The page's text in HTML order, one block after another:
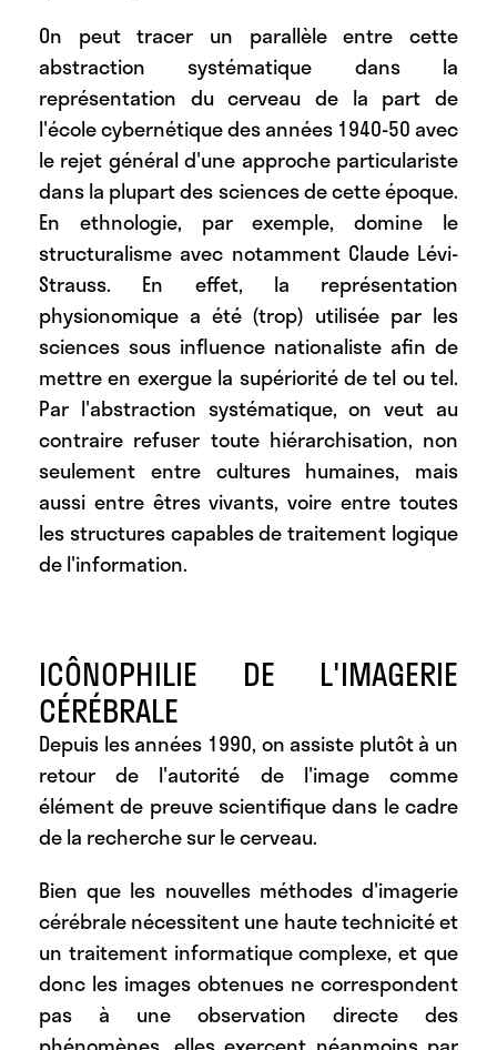
On peut tracer un parallèle entre cette
abstraction systématique dans la
représentation du cerveau de la part de
l'école cybernétique des années 1940-50 avec
le rejet général d'une approche particulariste
dans la plupart des sciences de cette époque.
En ethnologie, par exemple, domine le
structuralisme avec notamment Claude Lévi-
Strauss. En effet, la représentation
physionomique a été (trop) utilisée par les
sciences sous influence nationaliste afin de
mettre en exergue la supériorité de tel ou tel.
Par l'abstraction systématique, on veut au
contraire refuser toute hiérarchisation, non
seulement entre cultures humaines, mais
aussi entre êtres vivants, voire entre toutes
les structures capables de traitement logique
de l'information.
ICÔNOPHILIE DE L'IMAGERIE
CÉRÉBRALE
Depuis les années 1990, on assiste plutôt à un
retour de l'autorité de l'image comme
élément de preuve scientifique dans le cadre
de la recherche sur le cerveau.
Bien que les nouvelles méthodes d'imagerie
cérébrale nécessitent une haute technicité et
un traitement informatique complexe, et que
donc les images obtenues ne correspondent
pas à une observation directe des